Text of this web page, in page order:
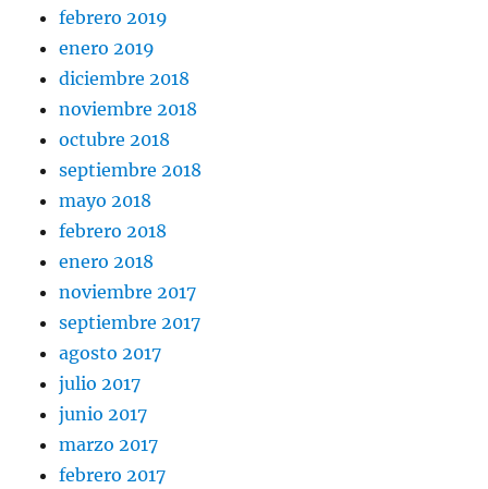
febrero 2019
enero 2019
diciembre 2018
noviembre 2018
octubre 2018
septiembre 2018
mayo 2018
febrero 2018
enero 2018
noviembre 2017
septiembre 2017
agosto 2017
julio 2017
junio 2017
marzo 2017
febrero 2017